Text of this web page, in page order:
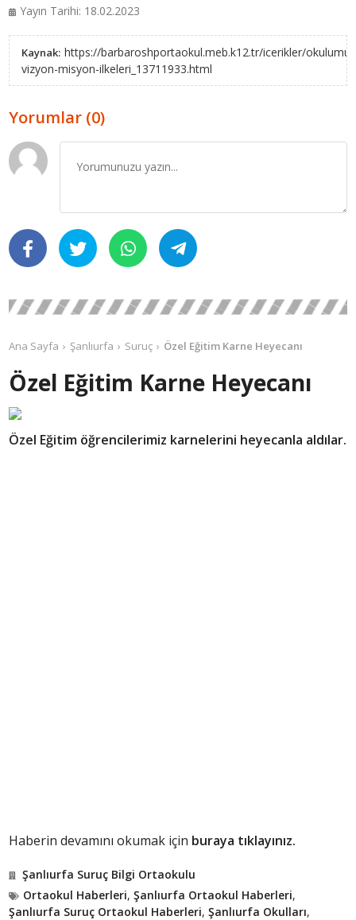
Yayın Tarihi: 18.02.2023
Kaynak: https://barbaroshportaokul.meb.k12.tr/icerikler/
vizyon-misyon-ilkeleri_13711933.html
Yorumlar (0)
Ana Sayfa Şanlıurfa Suruç Özel Eğitim Karne Heyecanı
Özel Eğitim Karne Heyecanı
Özel Eğitim öğrencilerimiz karnelerini heyecanla aldılar.
Haberin devamını okumak için buraya tıklayınız.
Şanlıurfa Suruç Bilgi Ortaokulu
Ortaokul Haberleri,Şanlıurfa Ortaokul Haberleri,
Şanlıurfa Suruç Ortaokul Haberleri,Şanlıurfa Okulları,